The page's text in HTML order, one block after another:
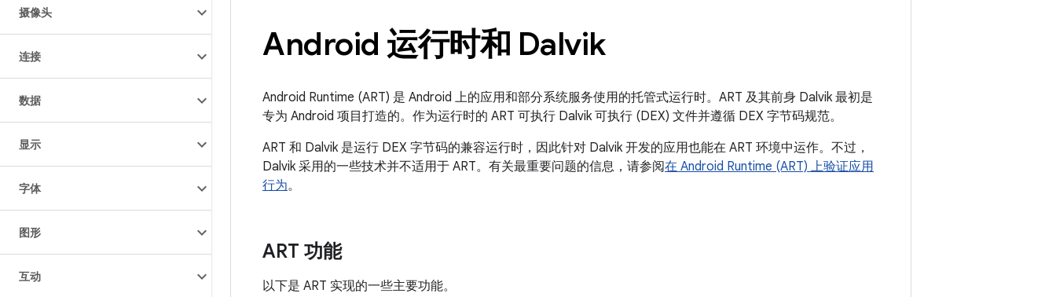
摄像头
连接
数据
显示
字体
图形
互动
Android 运行时和 Dalvik
Android Runtime (ART) 是 Android 上的应用和部分系统服务使用的托管式运行时。ART 及其前身 Dalvik 最初是
专为 Android 项目打造的。作为运行时的 ART 可执行 Dalvik 可执行 (DEX) 文件并遵循 DEX 字节码规范。
ART 和 Dalvik 是运行 DEX 字节码的兼容运行时，因此针对 Dalvik 开发的应用也能在 ART 环境中运作。不过，
Dalvik 采用的一些技术并不适用于 ART。有关最重要问题的信息，请参阅在 Android Runtime (ART) 上验证应用
行为。
ART 功能
以下是 ART 实现的一些主要功能。